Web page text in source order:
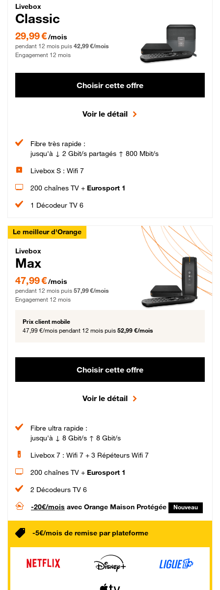
Livebox Classic Fibre
Livebox
Classic
29,99 € par mois pendant 12 mois puis 42,99 € par mois, Engagement 12 mois
29,99 €/mois
pendant 12 mois puis 42,99 €/mois
Engagement 12 mois
Choisir cette offre
Voir le détail
Fibre très rapide :
jusqu'à ↓ 2 Gbit/s partagés ↑ 800 Mbit/s
Livebox S : Wifi 7
200 chaînes TV + Eurosport 1
1 Décodeur TV 6
Le meilleur d'Orange
Livebox Max Fibre
Livebox
Max
47,99 € par mois pendant 12 mois puis 57,99 € par mois, Engagement 12 mois
47,99 €/mois
pendant 12 mois puis 57,99 €/mois
Engagement 12 mois
Prix client mobile
47,99 €/mois pendant 12 mois puis 52,99 €/mois
Choisir cette offre
Voir le détail
Fibre ultra rapide :
jusqu'à ↓ 8 Gbit/s ↑ 8 Gbit/s
Livebox 7 : Wifi 7 + 3 Répéteurs Wifi 7
200 chaînes TV + Eurosport 1
2 Décodeurs TV 6
-20€/mois avec Orange Maison Protégée Nouveau
-5€/mois de remise par plateforme